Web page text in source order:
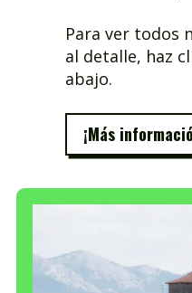
Para ver todos
al detalle, haz
abajo.
¡Más